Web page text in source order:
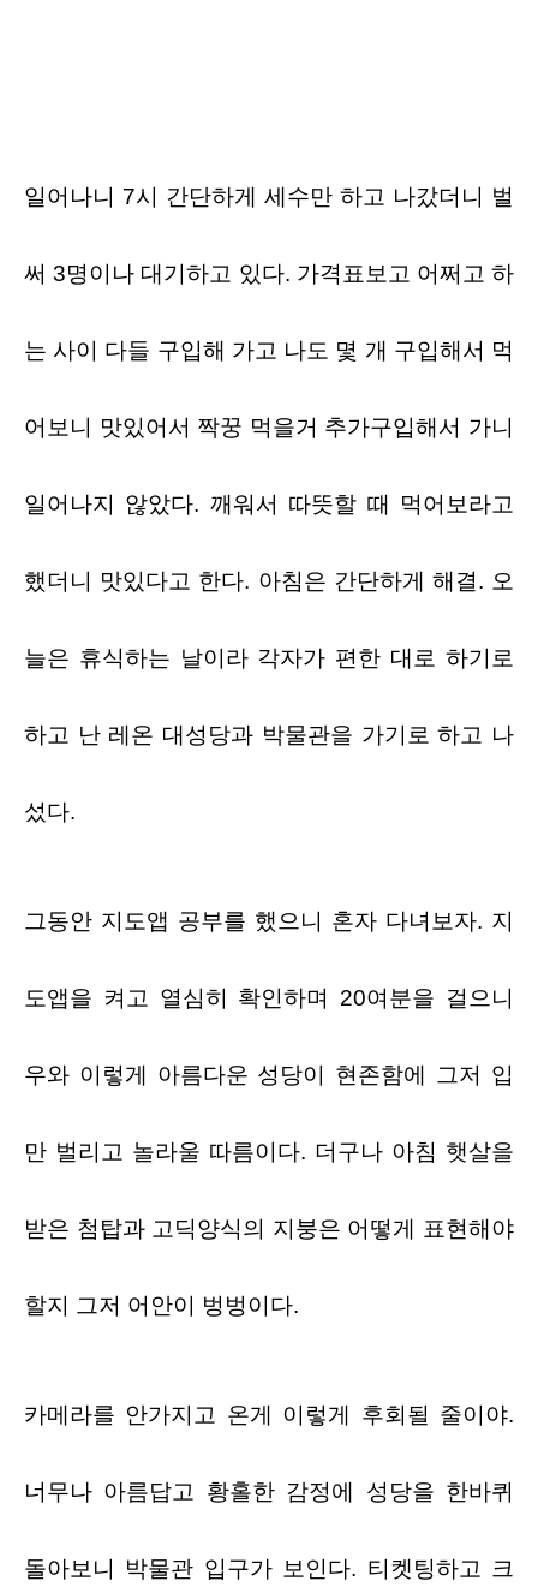
일어나니 7시 간단하게 세수만 하고 나갔더니 벌
써3명이나 대기하고 있다. 가격표보고 어쩌고 하
는 사이 다들 구입해 가고 나도 몇 개 구입해서 먹
어보니 맛있어서 짝꿍 먹을거 추가구입해서 가니
일어나지 않았다. 깨워서 따뜻할 때 먹어보라고
했더니 맛있다고 한다. 아침은 간단하게 해결. 오
늘은 휴식하는 날이라 각자가 편한 대로 하기로
하고 난 레온 대성당과 박물관을 가기로 하고 나
섰다.
그동안 지도앱 공부를 했으니 혼자 다녀보자. 지
도앱을 켜고 열심히 확인하며 20여분을 걸으니
우와 이렇게 아름다운 성당이 현존함에 그저 입
만 벌리고 놀라울 따름이다. 더구나 아침 햇살을
받은 첨탑과 고딕양식의 지붕은 어떻게 표현해야
할지 그저 어안이 벙벙이다.
카메라를 안가지고 온게 이렇게 후회될 줄이야.
너무나 아름답고 황홀한 감정에 성당을 한바퀴
돌아보니 박물관 입구가 보인다. 티켓팅하고 크